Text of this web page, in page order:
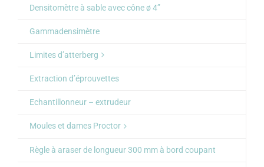
Densitomètre à sable avec cône ø 4”
Gammadensimètre
Limites d’atterberg
Extraction d’éprouvettes
Echantillonneur – extrudeur
Moules et dames Proctor
Règle à araser de longueur 300 mm à bord coupant